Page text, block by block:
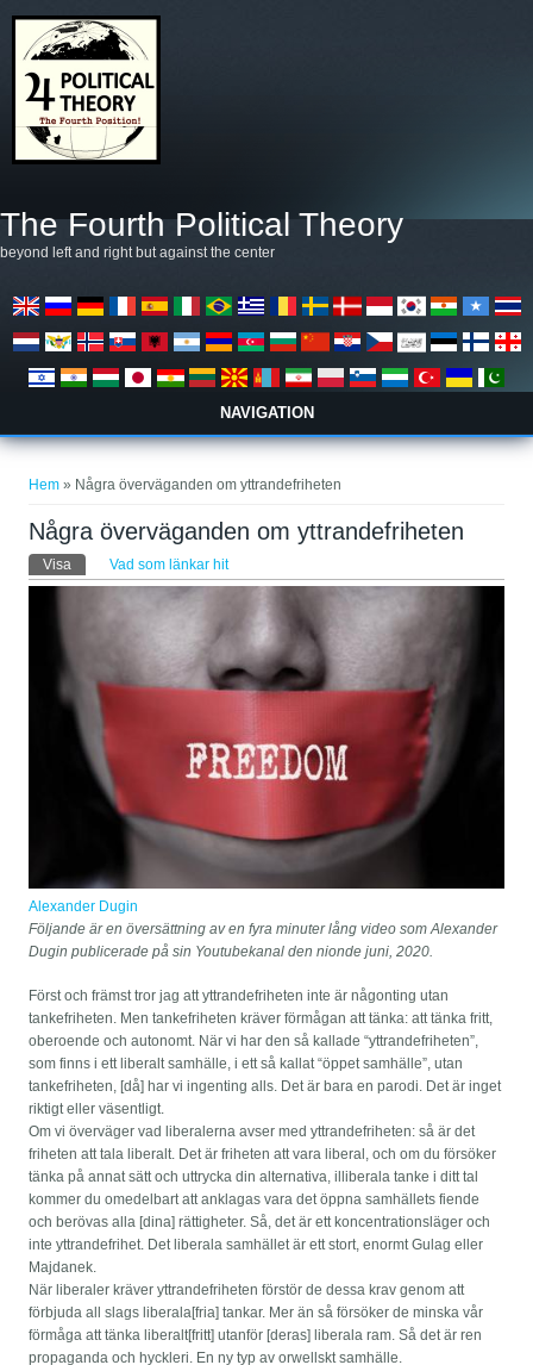
The Fourth Political Theory
beyond left and right but against the center
NAVIGATION
Du är här
Hem » Några överväganden om yttrandefriheten
Några överväganden om yttrandefriheten
Primära flikar
Visa (aktiv flik)Vad som länkar hit
Alexander Dugin
Följande är en översättning av en fyra minuter lång video som Alexander
Dugin publicerade på sin Youtubekanal den nionde juni, 2020.
Först och främst tror jag att yttrandefriheten inte är någonting utan
tankefriheten. Men tankefriheten kräver förmågan att tänka: att tänka fritt,
oberoende och autonomt. När vi har den så kallade “yttrandefriheten”,
som finns i ett liberalt samhälle, i ett så kallat “öppet samhälle”, utan
tankefriheten, [då] har vi ingenting alls. Det är bara en parodi. Det är inget
riktigt eller väsentligt.
Om vi överväger vad liberalerna avser med yttrandefriheten: så är det
friheten att tala liberalt. Det är friheten att vara liberal, och om du försöker
tänka på annat sätt och uttrycka din alternativa, illiberala tanke i ditt tal
kommer du omedelbart att anklagas vara det öppna samhällets fiende
och berövas alla [dina] rättigheter. Så, det är ett koncentrationsläger och
inte yttrandefrihet. Det liberala samhället är ett stort, enormt Gulag eller
Majdanek.
När liberaler kräver yttrandefriheten förstör de dessa krav genom att
förbjuda all slags liberala[fria] tankar. Mer än så försöker de minska vår
förmåga att tänka liberalt[fritt] utanför [deras] liberala ram. Så det är ren
propaganda och hyckleri. En ny typ av orwellskt samhälle.